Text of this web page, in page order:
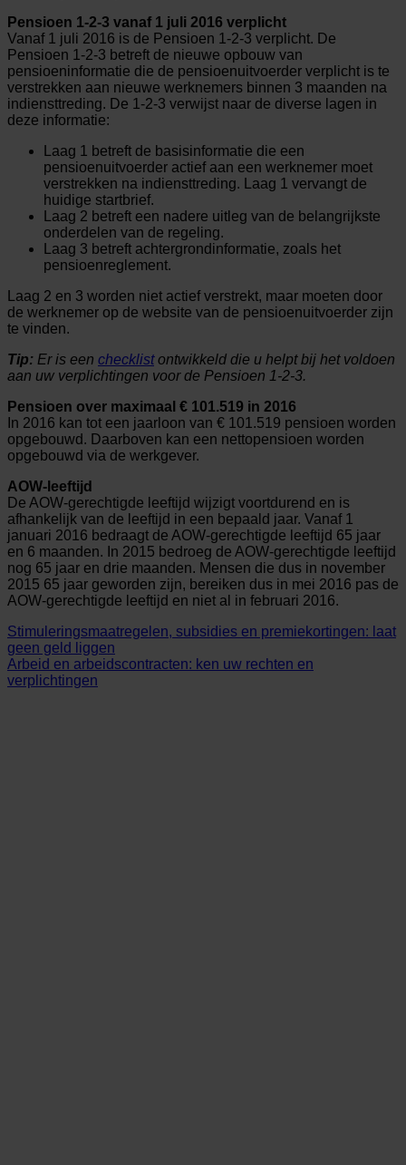
Pensioen 1-2-3 vanaf 1 juli 2016 verplicht
Vanaf 1 juli 2016 is de Pensioen 1-2-3 verplicht. De
Pensioen 1-2-3 betreft de nieuwe opbouw van
pensioeninformatie die de pensioenuitvoerder verplicht is te
verstrekken aan nieuwe werknemers binnen 3 maanden na
indiensttreding. De 1-2-3 verwijst naar de diverse lagen in
deze informatie:
Laag 1 betreft de basisinformatie die een
pensioenuitvoerder actief aan een werknemer moet
verstrekken na indiensttreding. Laag 1 vervangt de
huidige startbrief.
Laag 2 betreft een nadere uitleg van de belangrijkste
onderdelen van de regeling.
Laag 3 betreft achtergrondinformatie, zoals het
pensioenreglement.
Laag 2 en 3 worden niet actief verstrekt, maar moeten door
de werknemer op de website van de pensioenuitvoerder zijn
te vinden.
Tip: Er is een checklistontwikkeld die u helpt bij het voldoen
aan uw verplichtingen voor de Pensioen 1-2-3.
Pensioen over maximaal € 101.519 in 2016
In 2016 kan tot een jaarloon van € 101.519 pensioen worden
opgebouwd. Daarboven kan een nettopensioen worden
opgebouwd via de werkgever.
AOW-leeftijd
De AOW-gerechtigde leeftijd wijzigt voortdurend en is
afhankelijk van de leeftijd in een bepaald jaar. Vanaf 1
januari 2016 bedraagt de AOW-gerechtigde leeftijd 65 jaar
en 6 maanden. In 2015 bedroeg de AOW-gerechtigde leeftijd
nog 65 jaar en drie maanden. Mensen die dus in november
2015 65 jaar geworden zijn, bereiken dus in mei 2016 pas de
AOW-gerechtigde leeftijd en niet al in februari 2016.
Stimuleringsmaatregelen, subsidies en premiekortingen: laat
geen geld liggen
Arbeid en arbeidscontracten: ken uw rechten en
verplichtingen